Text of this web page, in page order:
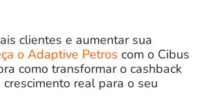
clientes e aumentar sua
o Adaptive Petros com o Cibus
como transformar o cashback
real para o seu